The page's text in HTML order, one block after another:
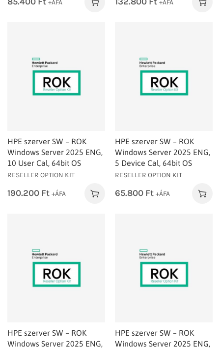
+ÁFA +ÁFA
HPE szerver SW – ROK
Windows Server 2025 ENG,
10 User Cal, 64bit OS
RESELLER OPTION KIT
190.200 Ft +ÁFA
HPE szerver SW – ROK
Windows Server 2025 ENG,
5 Device Cal, 64bit OS
RESELLER OPTION KIT
65.800 Ft +ÁFA
HPE szerver SW – ROK
Windows Server 2025 ENG,
HPE szerver SW – ROK
Windows Server 2025 ENG,